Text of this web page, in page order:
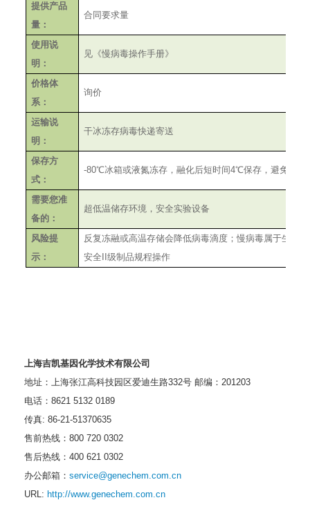
提供产品
量：
合同要求量
使用说
明：
见《慢病毒操作手册》
价格体
系：
询价
运输说
明：
干冰冻存病毒快递寄送
保存方
式：
-80℃冰箱或液氮冻存，融化后短时间4℃保存，避免反复
需要您准
备的：
超低温储存环境，安全实验设备
风险提
示：
反复冻融或高温存储会降低病毒滴度；慢病毒属于生物
安全 II级制品规程操作
上海吉凯基因化学技术有限公司
地址：上海张江高科技园区爱迪生路332号 邮编： 201203
电话： 8621 5132 0189
传真: 86-21-51370635
售前热线： 800 720 0302
售后热线： 400 621 0302
办公邮箱： service@genechem.com.cn
URL: http://www.genechem.com.cn